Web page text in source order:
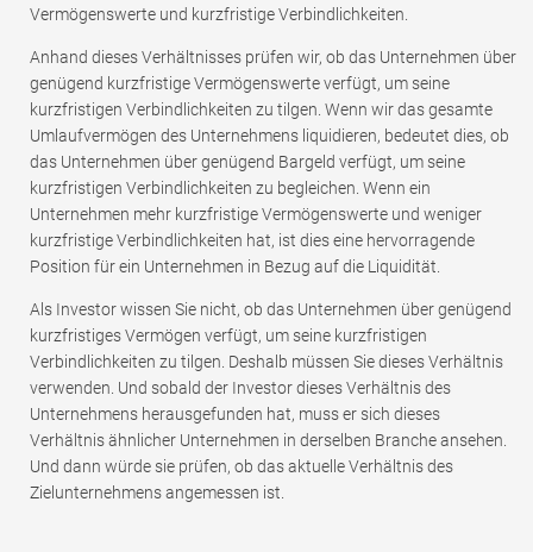
Vermögenswerte und kurzfristige Verbindlichkeiten.
Anhand dieses Verhältnisses prüfen wir, ob das Unternehmen über
genügend kurzfristige Vermögenswerte verfügt, um seine
kurzfristigen Verbindlichkeiten zu tilgen. Wenn wir das gesamte
Umlaufvermögen des Unternehmens liquidieren, bedeutet dies, ob
das Unternehmen über genügend Bargeld verfügt, um seine
kurzfristigen Verbindlichkeiten zu begleichen. Wenn ein
Unternehmen mehr kurzfristige Vermögenswerte und weniger
kurzfristige Verbindlichkeiten hat, ist dies eine hervorragende
Position für ein Unternehmen in Bezug auf die Liquidität.
Als Investor wissen Sie nicht, ob das Unternehmen über genügend
kurzfristiges Vermögen verfügt, um seine kurzfristigen
Verbindlichkeiten zu tilgen. Deshalb müssen Sie dieses Verhältnis
verwenden. Und sobald der Investor dieses Verhältnis des
Unternehmens herausgefunden hat, muss er sich dieses
Verhältnis ähnlicher Unternehmen in derselben Branche ansehen.
Und dann würde sie prüfen, ob das aktuelle Verhältnis des
Zielunternehmens angemessen ist.